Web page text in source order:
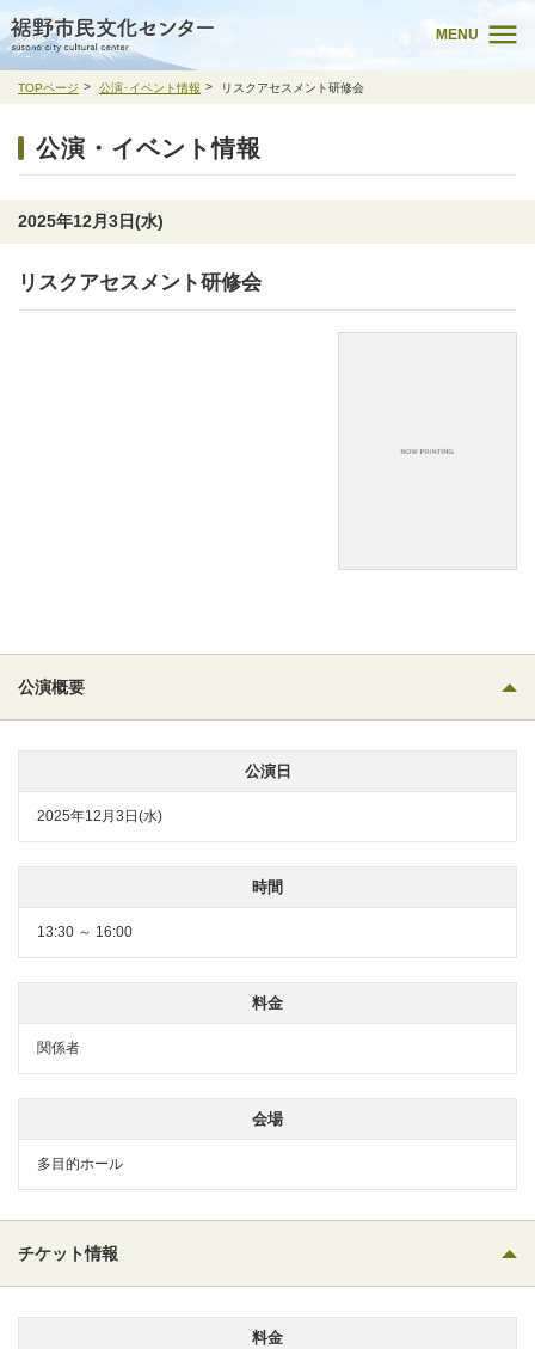
MENU
TOPページ 公演･イベント情報 リスクアセスメント研修会
公演・イベント情報
2025年12月3日(水)
リスクアセスメント研修会
公演概要
公演日
2025年12月3日(水)
時間
13:30 ～ 16:00
料金
関係者
会場
多目的ホール
チケット情報
料金